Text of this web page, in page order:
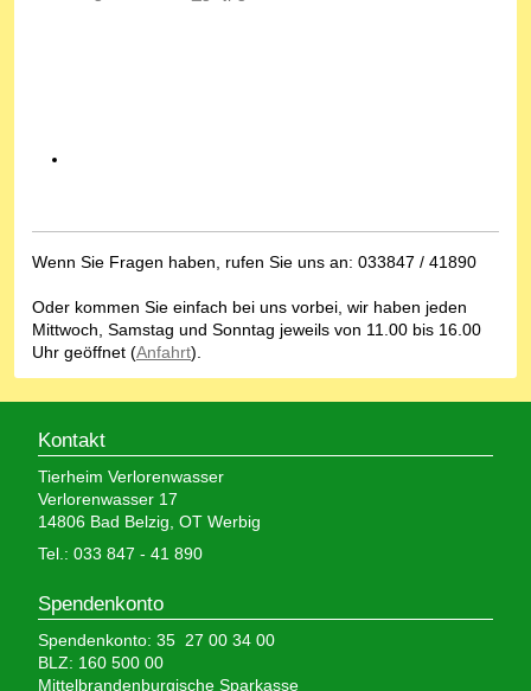
Wenn Sie Fragen haben, rufen Sie uns an: 033847 / 41890
Oder kommen Sie einfach bei uns vorbei, wir haben jeden
Mittwoch, Samstag und Sonntag jeweils von 11.00 bis 16.00
Uhr geöffnet (Anfahrt).
Kontakt
Tierheim Verlorenwasser
Verlorenwasser 17
14806 Bad Belzig, OT Werbig
Tel.: 033 847 - 41 890
Spendenkonto
Spendenkonto: 35 27 00 34 00
BLZ: 160 500 00
Mittelbrandenburgische Sparkasse